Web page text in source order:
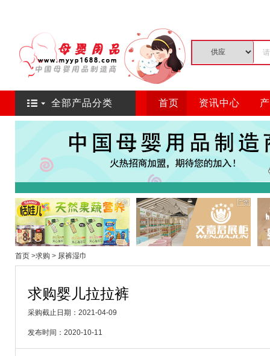
全部产品分类 首页 资讯中心
首页 >求购 > 尿裤湿巾
求购婴儿拉拉裤
采购截止日期：2021-04-09
发布时间：2020-10-11